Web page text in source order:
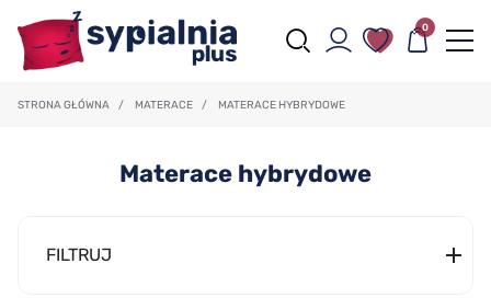
0
STRONA GŁÓWNA / MATERACE / MATERACE HYBRYDOWE
Materace hybrydowe
FILTRUJ